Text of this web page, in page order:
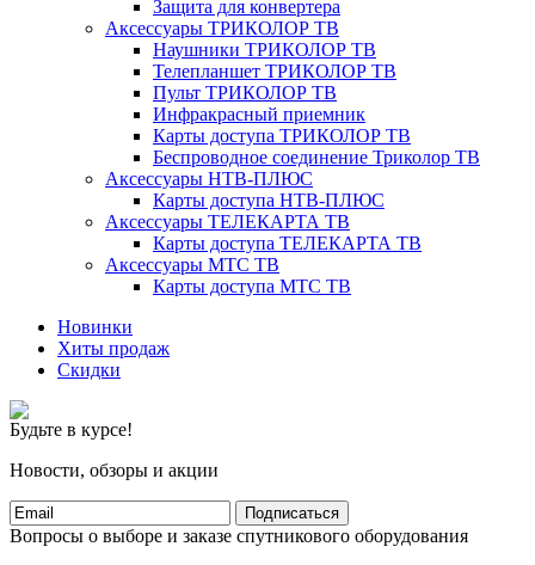
Защита для конвертера
Аксессуары ТРИКОЛОР ТВ
Наушники ТРИКОЛОР ТВ
Телепланшет ТРИКОЛОР ТВ
Пульт ТРИКОЛОР ТВ
Инфракрасный приемник
Карты доступа ТРИКОЛОР ТВ
Беспроводное соединение Триколор ТВ
Аксессуары НТВ-ПЛЮС
Карты доступа НТВ-ПЛЮС
Аксессуары ТЕЛЕКАРТА ТВ
Карты доступа ТЕЛЕКАРТА ТВ
Аксессуары МТС ТВ
Карты доступа МТС ТВ
Новинки
Хиты продаж
Скидки
Будьте в курсе!
Новости, обзоры и акции
Подписаться
Вопросы о выборе и заказе спутникового оборудования